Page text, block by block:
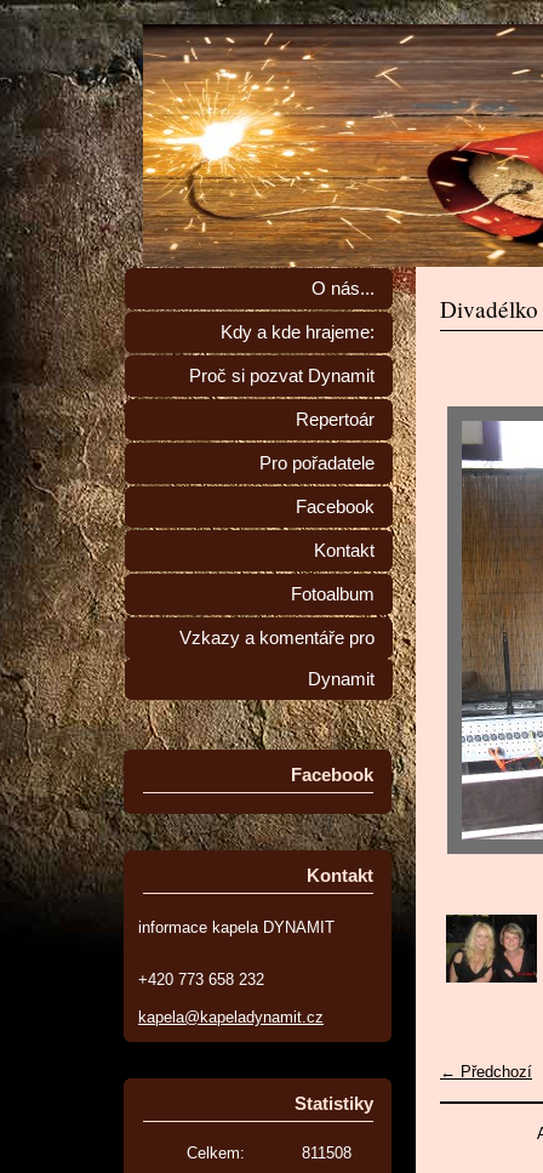
O nás...
Kdy a kde hrajeme:
Proč si pozvat Dynamit
Repertoár
Pro pořadatele
Facebook
Kontakt
Fotoalbum
Vzkazy a komentáře pro
Dynamit
Facebook
Kontakt
informace kapela DYNAMIT
+420 773 658 232
kapela@kapeladynamit.cz
Statistiky
Celkem:
811508
Divadélko
← Předchozí